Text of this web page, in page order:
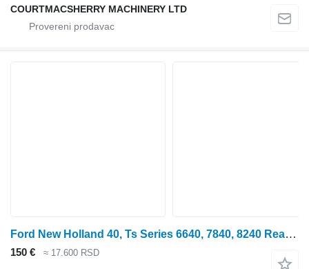
COURTMACSHERRY MACHINERY LTD
Ford New Holland 40, Ts Series 6640, 7840, 8240 Rear Axle Sun Shaft 8 82011125 zupčasto vratilo za traktora točkaša
150 € ≈ 17.600 RSD